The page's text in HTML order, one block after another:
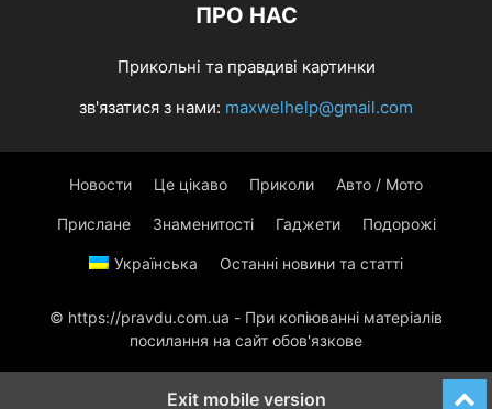
ПРО НАС
Прикольні та правдиві картинки
зв'язатися з нами: maxwelhelp@gmail.com
Новости Це цікаво Приколи Авто / Мото
Прислане Знаменитості Гаджети Подорожі
Українська Останні новини та статті
© https://pravdu.com.ua - При копіюванні матеріалів
посилання на сайт обов'язкове
Exit mobile version